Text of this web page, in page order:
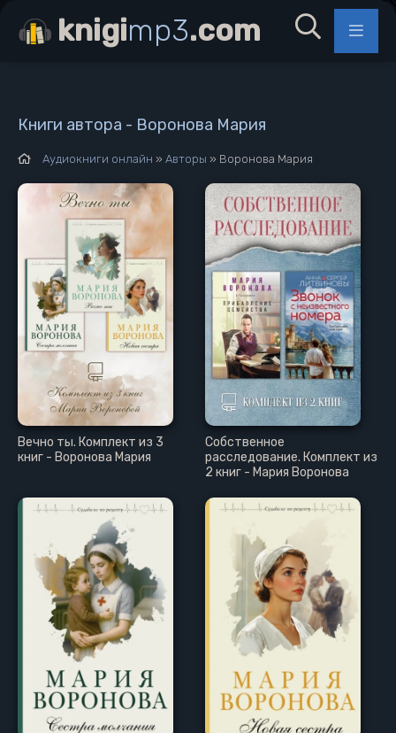
Книги автора - Воронова Мария
Аудиокниги онлайн » Авторы » Воронова Мария
Вечно ты. Комплект из 3
книг - Воронова Мария
Собственное
расследование. Комплект из
2 книг - Мария Воронова
knigimp3.com